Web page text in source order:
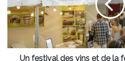
et
de
la
Paille
Un festival des vins et de la